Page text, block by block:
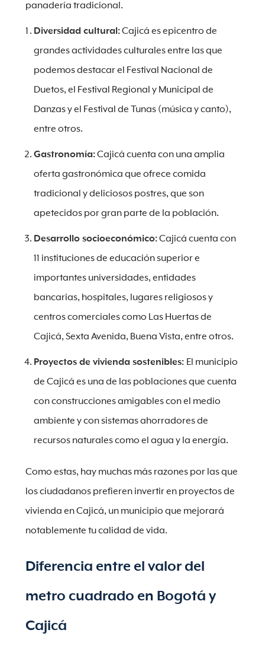
panadería tradicional.
Diversidad cultural:Cajicá es epicentro de
grandes actividades culturales entre las que
podemos destacar el Festival Nacional de
Duetos, el Festival Regional y Municipal de
Danzas y el Festival de Tunas (música y canto),
entre otros.
Gastronomía:Cajicá cuenta con una amplia
oferta gastronómica que ofrece comida
tradicional y deliciosos postres, que son
apetecidos por gran parte de la población.
Desarrollo socioeconómico:Cajicá cuenta con
11 instituciones de educación superior e
importantes universidades, entidades
bancarias, hospitales, lugares religiosos y
centros comerciales como Las Huertas de
Cajicá, Sexta Avenida, Buena Vista, entre otros.
Proyectos de vivienda sostenibles: El municipio
de Cajicá es una de las poblaciones que cuenta
con construcciones amigables con el medio
ambiente y con sistemas ahorradores de
recursos naturales como el agua y la energía.
Como estas, hay muchas más razones por las que
los ciudadanos prefieren invertir en proyectos de
vivienda en Cajicá, un municipio que mejorará
notablemente tu calidad de vida.
Diferencia entre el valor del
metro cuadrado en Bogotá y
Cajicá